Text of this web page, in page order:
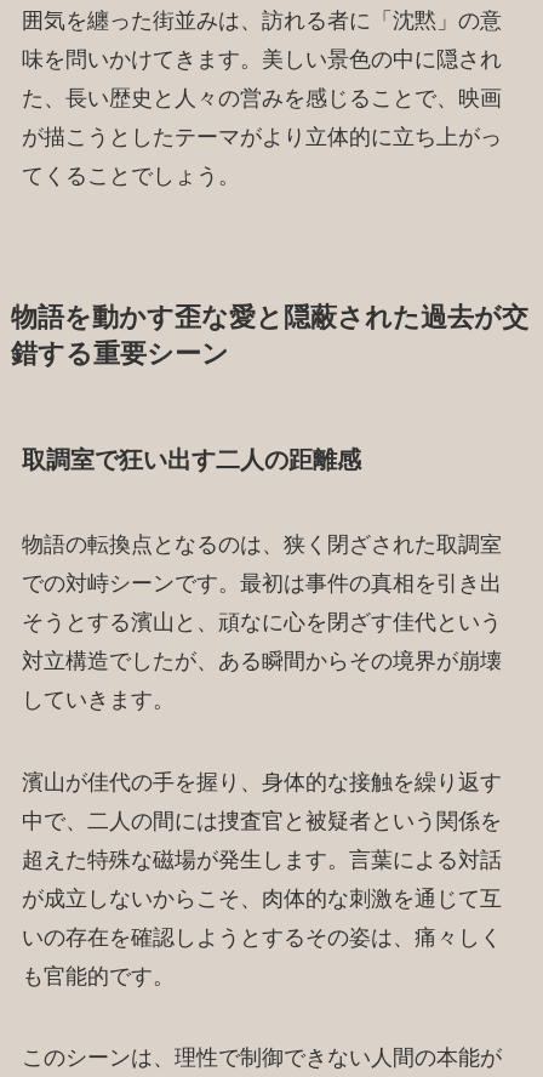
囲気を纏った街並みは、訪れる者に「沈黙」の意
味を問いかけてきます。美しい景色の中に隠され
た、長い歴史と人々の営みを感じることで、映画
が描こうとしたテーマがより立体的に立ち上がっ
てくることでしょう。
物語を動かす歪な愛と隠蔽された過去が交
錯する重要シーン
取調室で狂い出す二人の距離感
物語の転換点となるのは、狭く閉ざされた取調室
での対峙シーンです。最初は事件の真相を引き出
そうとする濱山と、頑なに心を閉ざす佳代という
対立構造でしたが、ある瞬間からその境界が崩壊
していきます。
濱山が佳代の手を握り、身体的な接触を繰り返す
中で、二人の間には捜査官と被疑者という関係を
超えた特殊な磁場が発生します。言葉による対話
が成立しないからこそ、肉体的な刺激を通じて互
いの存在を確認しようとするその姿は、痛々しく
も官能的です。
このシーンは、理性で制御できない人間の本能が